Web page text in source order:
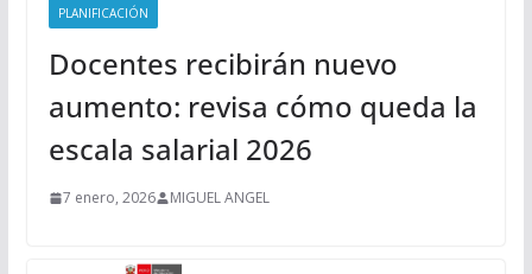
PLANIFICACIÓN
Docentes recibirán nuevo
aumento: revisa cómo queda la
escala salarial 2026
7 enero, 2026 MIGUEL ANGEL